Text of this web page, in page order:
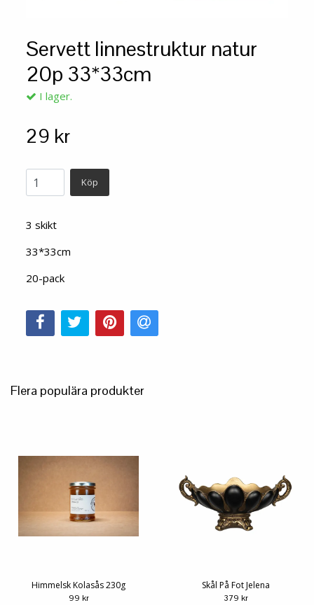
Servett linnestruktur natur
20p 33*33cm
I lager.
29 kr
Köp
3 skikt
33*33cm
20-pack
Flera populära produkter
Himmelsk Kolasås 230g
99 kr
Skål På Fot Jelena
379 kr